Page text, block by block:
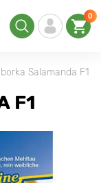
0
Salamanda F1
F1